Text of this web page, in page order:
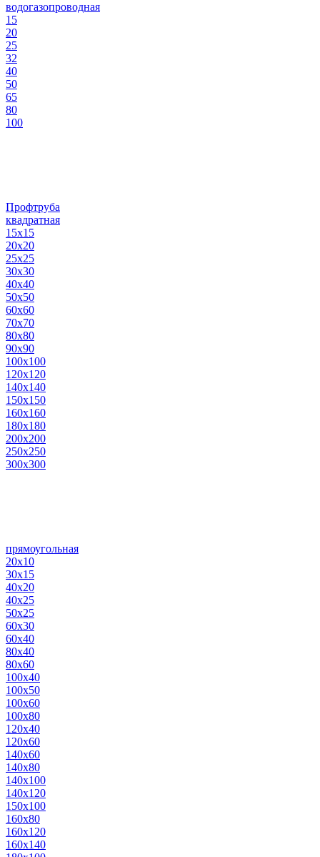
водогазопроводная
15
20
25
32
40
50
65
80
100
Профтруба
квадратная
15х15
20х20
25х25
30х30
40х40
50х50
60х60
70х70
80х80
90х90
100х100
120х120
140х140
150х150
160х160
180х180
200х200
250х250
300х300
прямоугольная
20х10
30х15
40х20
40х25
50х25
60х30
60х40
80х40
80х60
100х40
100х50
100х60
100х80
120х40
120х60
140х60
140х80
140х100
140х120
150х100
160х80
160х120
160х140